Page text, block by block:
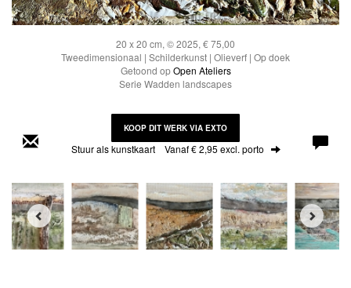
20 x 20 cm, © 2025, € 75,00
Tweedimensionaal | Schilderkunst | Olieverf | Op doek
Getoond opOpen Ateliers
Serie Wadden landscapes
KOOP DIT WERK VIA EXTO
Stuur als kunstkaart Vanaf € 2,95 excl. porto